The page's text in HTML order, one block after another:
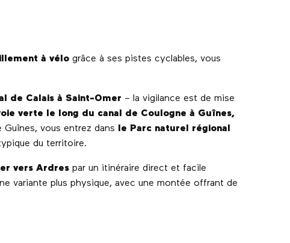
à vélo grâce à ses pistes cyclables, vous
de Calais à Saint-Omer – la vigilance est de mise
verte le long du canal de Coulogne à Guînes,
Guînes, vous entrez dans
le Parc naturel régional
du territoire.
vers Ardres par un itinéraire direct et facile
variante plus physique, avec une montée offrant de